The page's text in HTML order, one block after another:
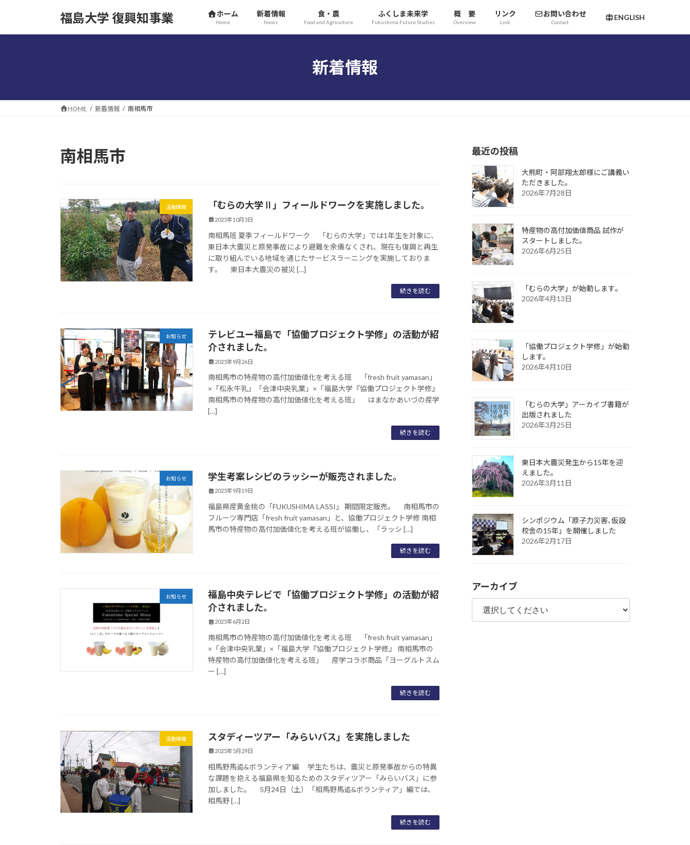
福島大学 復興知事業 ホーム
Home
新着情報
News
食・農
Food and Agriculture
ふくしま未来学
Fukushima Future Studies
概 要
Overview
リンク
Link
お問い合わせ
Contact
ENGLISH
新着情報
HOME 新着情報 南相馬市
南相馬市
活動情報 「むらの大学Ⅱ」フィールドワークを実施しました。
2025年10月3日
南相馬班 夏季フィールドワーク 「むらの大学」では1年生を対象に、
東日本大震災と原発事故により避難を余儀なくされ、現在も復興と再生
に取り組んでいる地域を通じたサービスラーニングを実施しておりま
す。 東日本大震災の被災 […]
続きを読む
お知らせ
テレビユー福島で「協働プロジェクト学修」の活動が紹
介されました。
2025年9月26日
南相馬市の特産物の高付加価値化を考える班 「fresh fruit yamasan」
×「松永牛乳」「会津中央乳業」×「福島大学『協働プロジェクト学修』
南相馬市の特産物の高付加価値化を考える班」 はまなかあいづの産学
[…]
続きを読む
お知らせ 学生考案レシピのラッシーが販売されました。
2025年9月19日
福島県産黄金桃の「FUKUSHIMA LASSI」 期間限定販売。 南相馬市の
フルーツ専門店「fresh fruit yamasan」と、協働プロジェクト学修 南相
馬市の特産物の高付加価値化を考える班が協働し、「ラッシ […]
続きを読む
お知らせ
福島中央テレビで「協働プロジェクト学修」の活動が紹
介されました。
2025年6月2日
南相馬市の特産物の高付加価値化を考える班 「fresh fruit yamasan」
×「会津中央乳業」×「福島大学『協働プロジェクト学修』 南相馬市の
特産物の高付加価値化を考える班」 産学コラボ商品「ヨーグルトスム
ー […]
続きを読む
活動情報 スタディーツアー「みらいバス」を実施しました
2025年5月29日
相馬野馬追&ボランティア編 学生たちは、震災と原発事故からの特異
な課題を抱える福島県を知るためのスタディツアー「みらいバス」に参
加しました。 5月24日（土）「相馬野馬追&ボランティア」編では、
相馬野 […]
続きを読む
最近の投稿
大熊町・阿部翔太郎様にご講義い
ただきました。
2026年7月28日
特産物の高付加価値商品 試作が
スタートしました。
2026年6月25日
「むらの大学」が始動します｡
2026年4月13日
「協働プロジェクト学修」が始動
します。
2026年4月10日
「むらの大学」アーカイブ書籍が
出版されました
2026年3月25日
東日本大震災発生から15年を迎
えました。
2026年3月11日
シンポジウム「原子力災害､仮設
校舎の15年」を開催しました
2026年2月17日
アーカイブ